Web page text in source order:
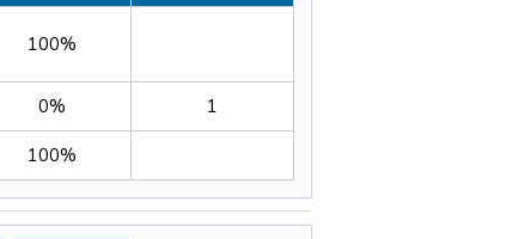
100%
0% 1
100%